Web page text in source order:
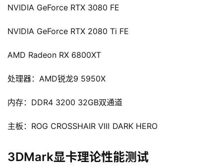
NVIDIA GeForce RTX 3080 FE
NVIDIA GeForce RTX 2080 Ti FE
AMD Radeon RX 6800XT
处理器：AMD锐龙9 5950X
内存：DDR4 3200 32GB双通道
主板：ROG CROSSHAIR Ⅷ DARK HERO
3DMark显卡理论性能测试